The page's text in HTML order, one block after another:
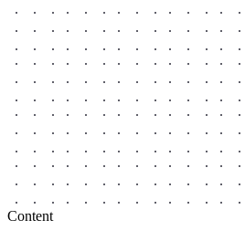
Content